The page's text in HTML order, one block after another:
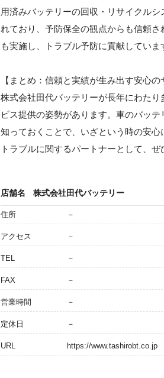
用済みバッテリーの回収・リサイクル
れており、予防保全の観点からも信頼
も実施し、トラブル予防に貢献していま
【まとめ：信頼と実績が生み出す安心の
株式会社田代バッテリーが長年にわた
ビス提供の姿勢があります。車のバッ
知っておくことで、いざという時の安
トラブルに関するパートナーとして、
店舗名 株式会社田代バッテリー
住所 －
アクセス －
TEL －
FAX －
営業時間 －
定休日 －
URL https://www.tashirobt.co.jp